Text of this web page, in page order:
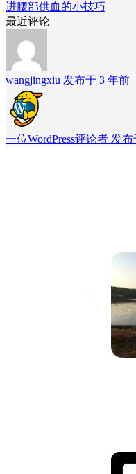
进腰部供血的小技巧
最近评论
wangjingxiu 发布于 3 年前
一位WordPress评论者 发